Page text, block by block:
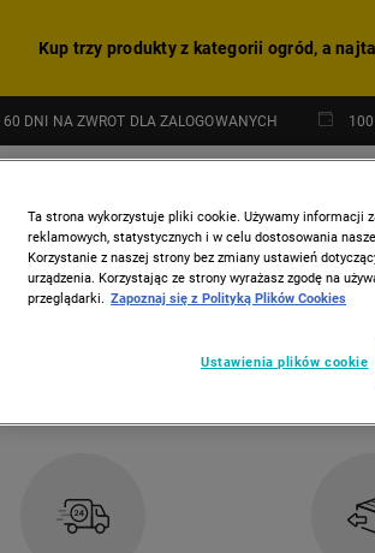
Kup trzy produkty z kategorii ogród, a
60 DNI NA ZWROT DLA ZALOGOWANYCH
NOWOŚCI HITY Z GAZETKI
Ta strona wykorzystuje pliki cookie. Używamy informacji
reklamowych, statystycznych i w celu dostosowania
Korzystanie z naszej strony bez zmiany ustawień
urządzenia. Korzystając ze strony wyrażasz zgodę na
przeglądarki. Zapoznaj się z Polityką Plików Cookies
Ustawienia plików cookie